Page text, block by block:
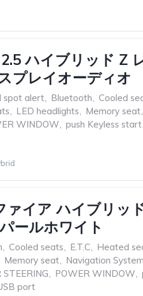
ハイブリッド Z
プレイオーディオ
spot alert, Bluetooth, Cooled
, LED headlights, Memory seat,
WINDOW, push Keyless start,
ァイア ハイブリッ
ールホワイト
, Cooled seats, E.T.C, Heated
Memory seat, Navigation System
STEERING, POWER WINDOW,
port